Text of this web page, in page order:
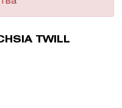
TWILL